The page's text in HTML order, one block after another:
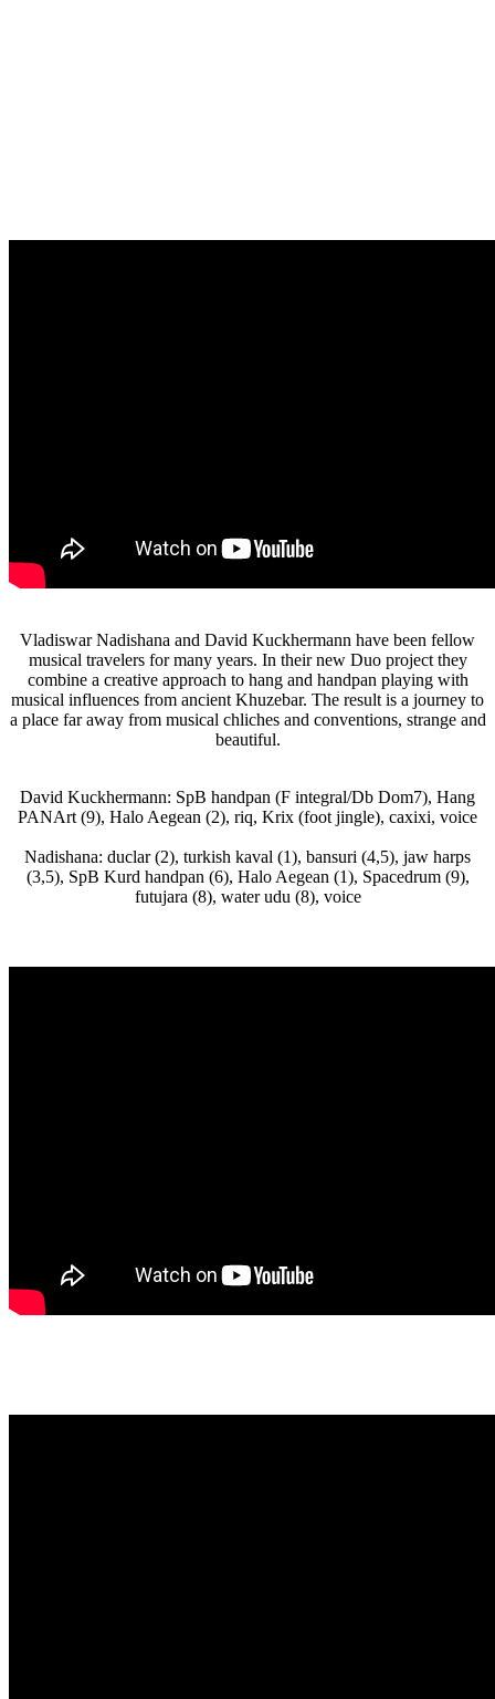
Vladiswar Nadishana and David Kuckhermann have been fellow
musical travelers for many years. In their new Duo project they
combine a creative approach to hang and handpan playing with
musical influences from ancient Khuzebar. The result is a journey to
a place far away from musical chliches and conventions, strange and
beautiful.
David Kuckhermann: SpB handpan (F integral/Db Dom7), Hang
PANArt (9), Halo Aegean (2), riq, Krix (foot jingle), caxixi, voice
Nadishana: duclar (2), turkish kaval (1), bansuri (4,5), jaw harps
(3,5), SpB Kurd handpan (6), Halo Aegean (1), Spacedrum (9),
futujara (8), water udu (8), voice